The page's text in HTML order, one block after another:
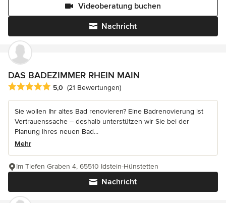
Nachricht
Videoberatung buchen
DAS BADEZIMMER RHEIN MAIN
Durchschnittliche Bewertung: 5 von 5 Sternen
5,0 (21 Bewertungen)
Sie wollen Ihr altes Bad renovieren? Eine Badrenovierung ist
Vertrauenssache – deshalb unterstützen wir Sie bei der
Planung Ihres neuen Bad...
Mehr
Nachricht
Im Tiefen Graben 4, 65510 Idstein-Hünstetten